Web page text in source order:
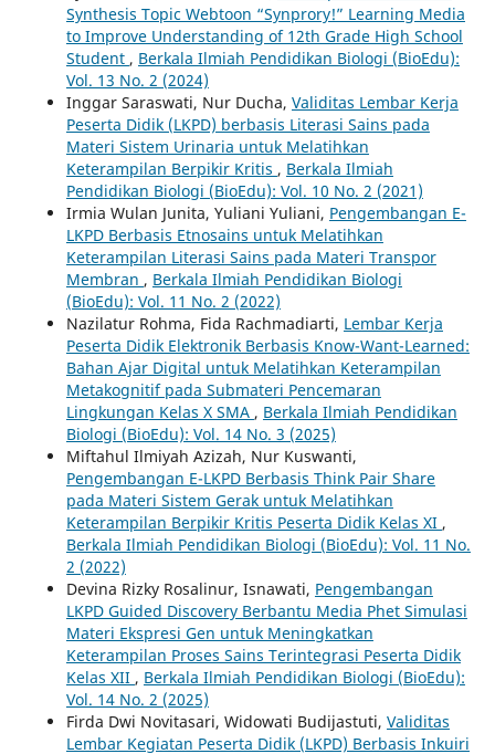
Synthesis Topic Webtoon “Synprory!” Learning Media
to Improve Understanding of 12th Grade High School
Student , Berkala Ilmiah Pendidikan Biologi (BioEdu):
Vol. 13 No. 2 (2024)
Inggar Saraswati, Nur Ducha, Validitas Lembar Kerja
Peserta Didik (LKPD) berbasis Literasi Sains pada
Materi Sistem Urinaria untuk Melatihkan
Keterampilan Berpikir Kritis , Berkala Ilmiah
Pendidikan Biologi (BioEdu): Vol. 10 No. 2 (2021)
Irmia Wulan Junita, Yuliani Yuliani, Pengembangan E-
LKPD Berbasis Etnosains untuk Melatihkan
Keterampilan Literasi Sains pada Materi Transpor
Membran , Berkala Ilmiah Pendidikan Biologi
(BioEdu): Vol. 11 No. 2 (2022)
Nazilatur Rohma, Fida Rachmadiarti, Lembar Kerja
Peserta Didik Elektronik Berbasis Know-Want-Learned:
Bahan Ajar Digital untuk Melatihkan Keterampilan
Metakognitif pada Submateri Pencemaran
Lingkungan Kelas X SMA , Berkala Ilmiah Pendidikan
Biologi (BioEdu): Vol. 14 No. 3 (2025)
Miftahul Ilmiyah Azizah, Nur Kuswanti,
Pengembangan E-LKPD Berbasis Think Pair Share
pada Materi Sistem Gerak untuk Melatihkan
Keterampilan Berpikir Kritis Peserta Didik Kelas XI ,
Berkala Ilmiah Pendidikan Biologi (BioEdu): Vol. 11 No.
2 (2022)
Devina Rizky Rosalinur, Isnawati, Pengembangan
LKPD Guided Discovery Berbantu Media Phet Simulasi
Materi Ekspresi Gen untuk Meningkatkan
Keterampilan Proses Sains Terintegrasi Peserta Didik
Kelas XII , Berkala Ilmiah Pendidikan Biologi (BioEdu):
Vol. 14 No. 2 (2025)
Firda Dwi Novitasari, Widowati Budijastuti, Validitas
Lembar Kegiatan Peserta Didik (LKPD) Berbasis Inkuiri